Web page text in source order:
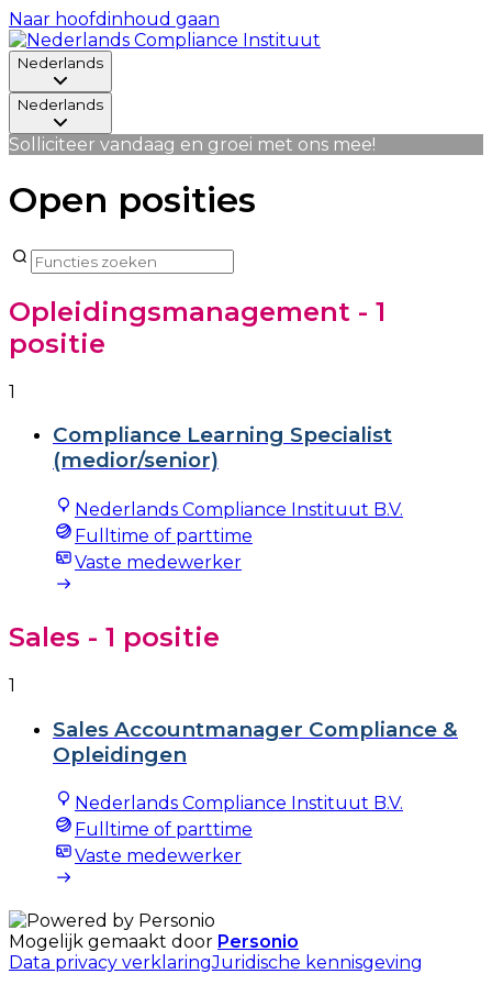
Naar hoofdinhoud gaan
Nederlands
Nederlands
Solliciteer vandaag en groei met ons mee!
Open posities
Opleidingsmanagement - 1
positie
1
Compliance Learning Specialist
(medior/senior)
Nederlands Compliance Instituut B.V.
Fulltime of parttime
Vaste medewerker
Sales - 1 positie
1
Sales Accountmanager Compliance &
Opleidingen
Nederlands Compliance Instituut B.V.
Fulltime of parttime
Vaste medewerker
Mogelijk gemaakt door Personio
Data privacy verklaringJuridische kennisgeving